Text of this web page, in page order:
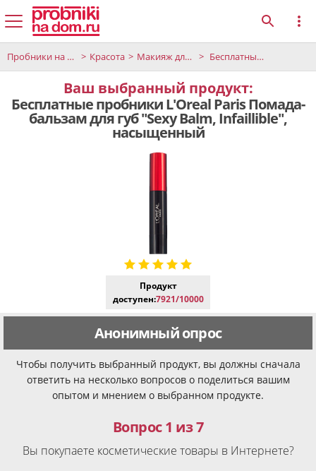
Пробники на дом Красота Макияж для губ Бесплатные пробники L'Oreal Paris Помада-бальзам для губ "Sexy Balm, Infaillible", насыщенный
Ваш выбранный продукт:
Бесплатные пробники L'Oreal Paris Помада-
бальзам для губ "Sexy Balm, Infaillible",
насыщенный
Продукт
доступен:7921/10000
Анонимный опрос
Чтобы получить выбранный продукт, вы должны сначала
ответить на несколько вопросов о поделиться вашим
опытом и мнением о выбранном продукте.
Вопрос 1 из 7
Вы покупаете косметические товары в Интернете?